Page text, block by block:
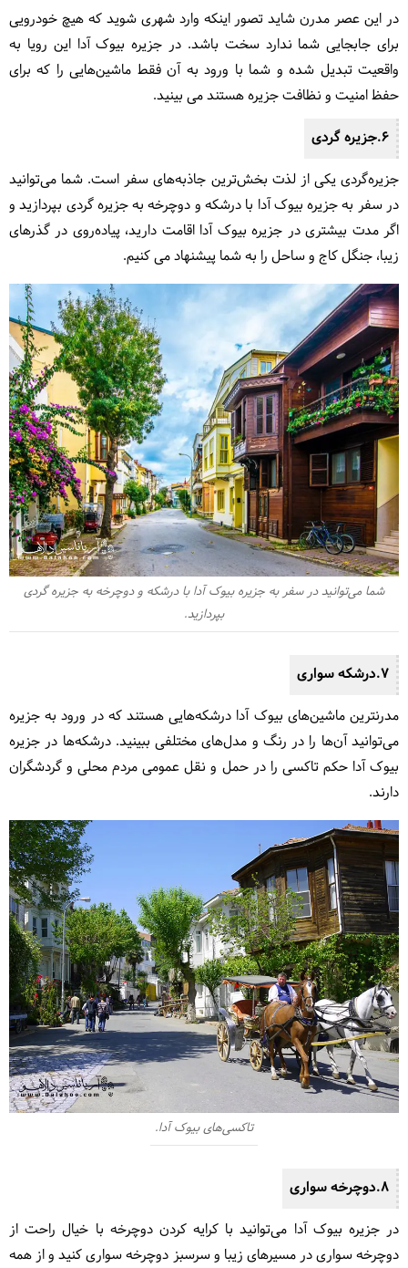
در این عصر مدرن شاید تصور اینکه وارد شهری شوید که هیچ خودرویی
برای جابجایی شما ندارد سخت باشد. در جزیره بیوک آدا این رویا به
واقعیت تبدیل شده و شما با ورود به آن فقط ماشین‌هایی را که برای
حفظ امنیت و نظافت جزیره هستند می بینید.
6.جزیره گردی
جزیره‌گردی یکی از لذت بخش‌ترین جاذبه‌های سفر است. شما می‌توانید
در سفر به جزیره بیوک آدا با درشکه و دوچرخه به جزیره گردی بپردازید و
اگر مدت بیشتری در جزیره بیوک آدا اقامت دارید، پیاده‌روی در گذرهای
زیبا، جنگل کاج و ساحل را به شما پیشنهاد می کنیم.
شما می‌توانید در سفر به جزیره بیوک آدا با درشکه و دوچرخه به جزیره گردی
بپردازید.
7.درشکه سواری
مدرنترین ماشین‌های بیوک آدا درشکه‌هایی هستند که در ورود به جزیره
می‌توانید آن‌ها را در رنگ و مدل‌های مختلفی ببینید. درشکه‌ها در جزیره
بیوک آدا حکم تاکسی را در حمل و نقل عمومی مردم محلی و گردشگران
دارند.
تاکسی‌های بیوک آدا.
8.دوچرخه سواری
در جزیره بیوک آدا می‌توانید با کرایه کردن دوچرخه با خیال راحت از
دوچرخه سواری در مسیرهای زیبا و سرسبز دوچرخه سواری کنید و از همه